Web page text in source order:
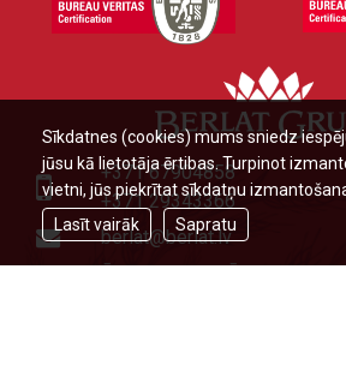
+371 67904858
+371 29343366
berlat@berlat.lv
Sīkdatnes (cookies) mums sniedz
jūsu kā lietotāja ērtibas. Turpinot
vietni, jūs piekrītat sīkdatņu
Lasīt vairāk
Sapratu